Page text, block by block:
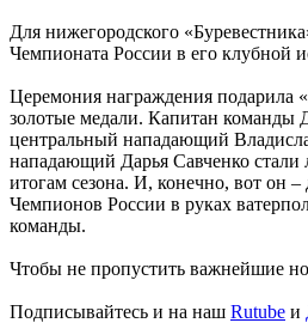
Для нижегородского
Чемпионата России в его клубной
Церемония награждения подарила
золотые медали. Капитан команды
центральный нападающий
нападающий Дарья Савченко
итогам сезона. И, конечно, вот он
Чемпионов России в руках
команды.
Чтобы не пропустить важнейшие
Подписывайтесь и на наш Rutube и